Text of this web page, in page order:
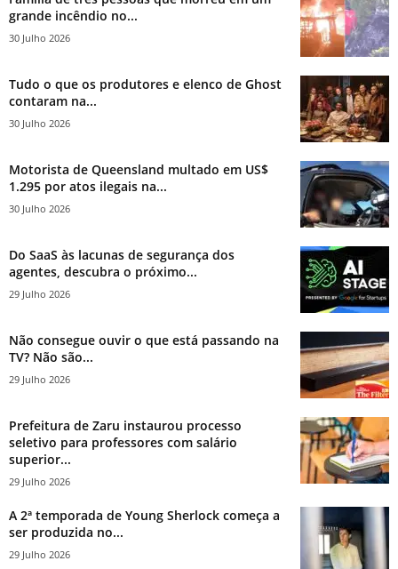
grande incêndio no...
30 Julho 2026
Tudo o que os produtores e elenco de Ghost
contaram na...
30 Julho 2026
Motorista de Queensland multado em US$
1.295 por atos ilegais na...
30 Julho 2026
Do SaaS às lacunas de segurança dos
agentes, descubra o próximo...
29 Julho 2026
Não consegue ouvir o que está passando na
TV? Não são...
29 Julho 2026
Prefeitura de Zaru instaurou processo
seletivo para professores com salário
superior...
29 Julho 2026
A 2ª temporada de Young Sherlock começa a
ser produzida no...
29 Julho 2026